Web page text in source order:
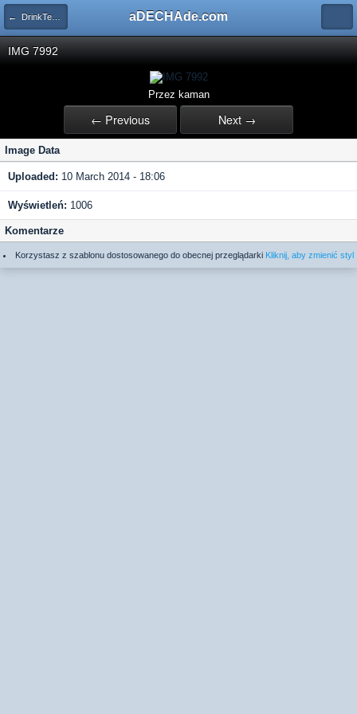
← DrinkTest Wierchomla 7-9.03.2014 aDECHAde.com
IMG 7992
Przez kaman
← Previous Next →
Image Data
Uploaded: 10 March 2014 - 18:06
Wyświetleń: 1006
Komentarze
Korzystasz z szablonu dostosowanego do obecnej przeglądarki Kliknij, aby zmienić styl